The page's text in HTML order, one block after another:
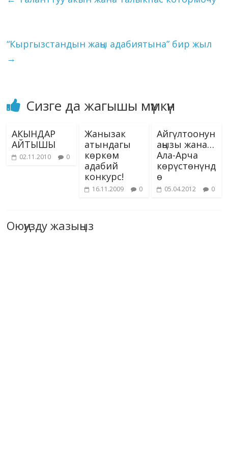
токтомун кабыл алуу,
тагыраак…
o m n p g as
ni
k
“Кыргызстандын жаңы адабиятына” бир жыл
→
Сизге да жагышы мүмкүн
АКЫНДАР
АЙТЫШЫ
02.11.2010 0
Жанызак
атындагы
көркөм
адабий
конкурс!
16.11.2009 0
Айгүлтоонун
аңызы жана…
Ала-Арча
көрүстөнүнд
ө
05.04.2012 0
Оюңузду жазыңыз